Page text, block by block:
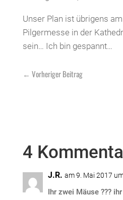
Unser Plan ist übrigens
Pilgermesse in der
sein… Ich bin gespannt…
← Vorheriger Beitrag
4
J.R. am 9. Mai 2017
Ihr zwei Mäuse ???